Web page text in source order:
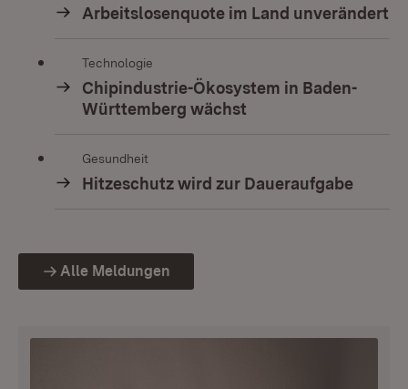
Arbeitslosenquote im Land unverändert
Technologie
Chipindustrie-Ökosystem in Baden-
Württemberg wächst
Gesundheit
Hitzeschutz wird zur Daueraufgabe
Alle Meldungen